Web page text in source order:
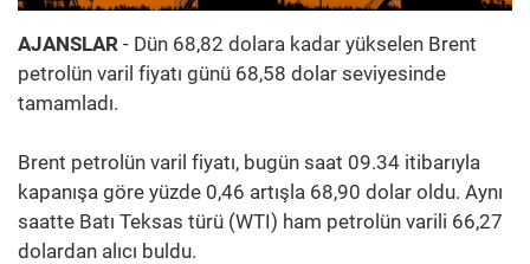
AJANSLAR - Dün 68,82 dolara kadar yükselen Brent
petrolün varil fiyatı günü 68,58 dolar seviyesinde
tamamladı.
Brent petrolün varil fiyatı, bugün saat 09.34 itibarıyla
kapanışa göre yüzde 0,46 artışla 68,90 dolar oldu. Aynı
saatte Batı Teksas türü (WTI) ham petrolün varili 66,27
dolardan alıcı buldu.